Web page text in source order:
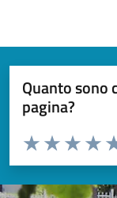
Quanto sono
pagina?
Valuta da 1 a 5 stelle
Valuta 3
Valuta 2
Valuta 1 stelle su